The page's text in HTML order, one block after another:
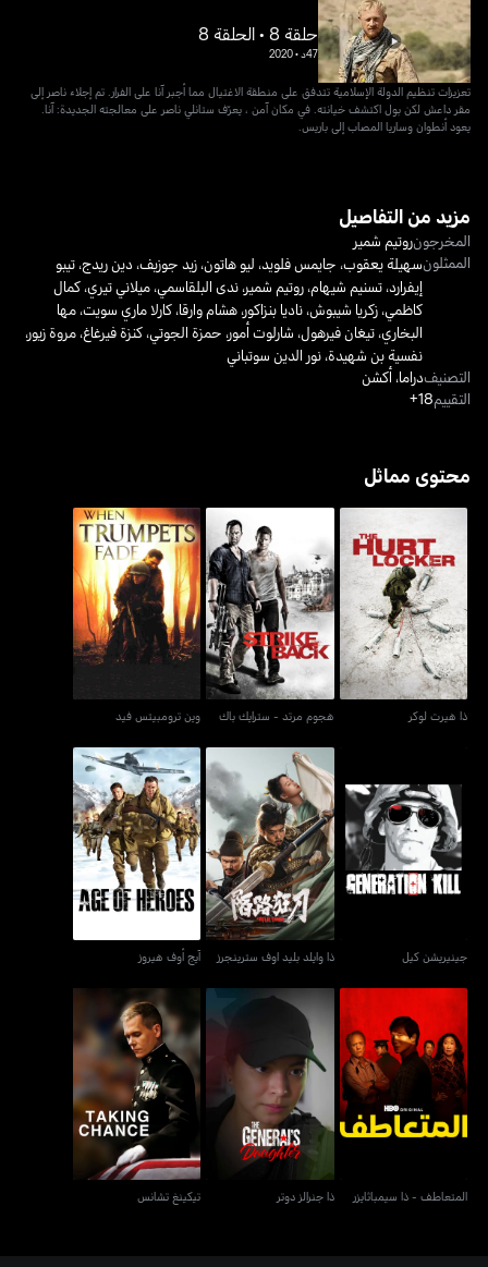
حلقة 8 • الحلقة 8
47د •
2020
تعزيزات تنظيم الدولة الإسلامية تتدفق على منطقة الاغتيال مما أجبر آنا على الفرار. تم إجلاء ناصر إلى
مقر داعش لكن بول اكتشف خيانته. في مكان آمن ، يعرّف ستانلي ناصر على معالجته الجديدة: آنا.
يعود أنطوان وساريا المصاب إلى باريس.
مزيد من التفاصيل
المخرجونروتيم شمير
الممثلونسهيلة يعقوب، جايمس فلويد، ليو هاتون،زيد جوزيف، دين ريدج،تيبو
إيفرارد،تسنيم شيهام،روتيم شمير،ندى البلقاسمي،ميلاني تيري،كمال
كاظمي،زكريا شيبوش،ناديا بنزاكور،هشام وارقا،كارلا ماري سويت،مها
البخاري،تيغان فيرهول، شارلوت أمور، حمزة الجوتي،كنزة فيرغاغ،مروة زيور،
نفسية بن شهيدة،نور الدين سوتباني
التصنيفدراما، أكشن
التقييم18+
محتوى مماثل
ذا هيرت لوكر
ذا هيرت لوكر
هجوم مرتد - سترايك باك
هجوم مرتد - سترايك باك
وين ترومبيتس فيد
وين ترومبيتس فيد
جينيريشن كيل
جينيريشن كيل
ذا وايلد بليد اوف سترينجرز
ذا وايلد بليد اوف سترينجرز
آيج أوف هيروز
آيج أوف هيروز
المتعاطف - ذا سيمباثايزر
المتعاطف - ذا سيمباثايزر
ذا جنرالز دوتر
ذا جنرالز دوتر
تيكينغ تشانس
تيكينغ تشانس